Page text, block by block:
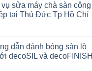
vụ sửa máy chà sàn công
tại Thủ Đức Tp Hồ Chí
dẫn đánh bóng sàn lộ
decoSIL và decoFINISH